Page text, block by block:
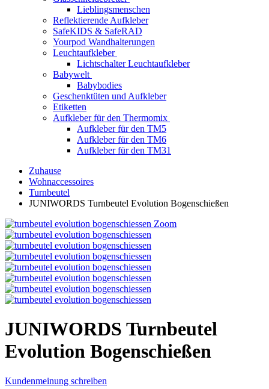
Lieblingsmenschen
Reflektierende Aufkleber
SafeKIDS & SafeRAD
Yourpod Wandhalterungen
Leuchtaufkleber
Lichtschalter Leuchtaufkleber
Babywelt
Babybodies
Geschenktüten und Aufkleber
Etiketten
Aufkleber für den Thermomix
Aufkleber für den TM5
Aufkleber für den TM6
Aufkleber für den TM31
Zuhause
Wohnaccessoires
Turnbeutel
JUNIWORDS Turnbeutel Evolution Bogenschießen
Zoom
JUNIWORDS Turnbeutel
Evolution Bogenschießen
Kundenmeinung schreiben